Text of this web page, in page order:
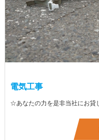
電気工事